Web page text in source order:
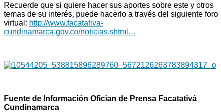
Recuerde que si quiere hacer sus aportes sobre este y otros
temas de su interés, puede hacerlo a través del siguiente foro
virtual: http://www.facatativa-
cundinamarca.gov.co/noticias.shtml…
Fuente de Información Ofician de Prensa Facatativá
Cundinamarca